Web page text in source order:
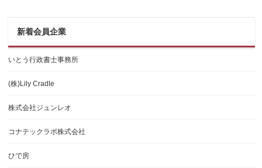
新着会員企業
いとう行政書士事務所
(株)Lily Cradle
株式会社ジュンレオ
コナテックラボ株式会社
ひで房